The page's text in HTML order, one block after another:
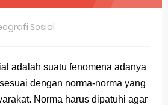
OSN-K Geografi 2025 No 26-30
OSN-K Geografi 2025 No 16-20
OSN-K Geografi 2025 No 11-15
Sosial
adalah suatu fenomena adanya
dengan norma-norma yang
Norma harus dipatuhi agar